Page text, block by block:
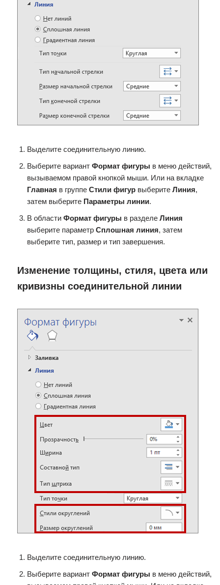
Выделите соединительную линию.
Выберите вариант Формат фигуры в меню действий,
вызываемом правой кнопкой мыши. Или на вкладке
Главная в группе Стили фигур выберите Линия,
затем выберите Параметры линии.
В области Формат фигуры в разделе Линия
выберите параметр Сплошная линия, затем
выберите тип, размер и тип завершения.
Изменение толщины, стиля, цвета или
кривизны соединительной линии
Выделите соединительную линию.
Выберите вариант Формат фигуры в меню действий,